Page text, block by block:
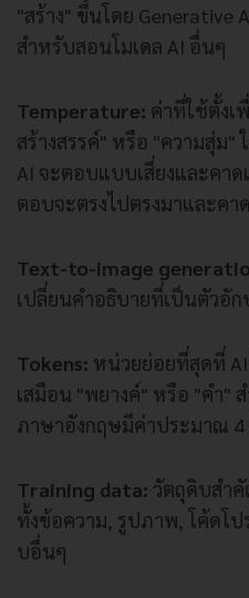
"สร้าง" ขึ้นโดย Generative
สำหรับสอนโมเดล AI อื่นๆ
Temperature: ค่าที่ใช้ตั้งเ
สร้างสรรค์" หรือ "ความสุ่ม"
AI จะตอบแบบเสี่ยงและคาด
ตอบจะตรงไปตรงมาและคา
Text-to-image
เปลี่ยนคำอธิบายที่เป็นตัวอั
Tokens: หน่วยย่อยที่สุดที่
เสมือน "พยางค์" หรือ "คำ"
ภาษาอังกฤษมีค่าประมาณ 4
Training data: วัตถุดิบสำ
ทั้งข้อความ, รูปภาพ, โค้ดโ
บอื่นๆ